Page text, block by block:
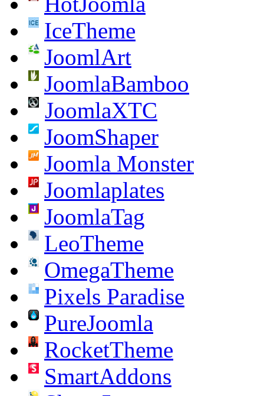
IceTheme
JoomlArt
JoomlaBamboo
JoomlaXTC
JoomShaper
Joomla Monster
Joomlaplates
JoomlaTag
LeoTheme
OmegaTheme
Pixels Paradise
PureJoomla
RocketTheme
SmartAddons